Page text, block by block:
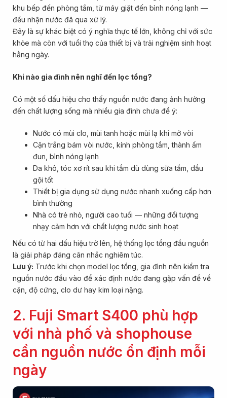
khu bếp đến phòng tắm, từ máy giặt đến bình nóng lạnh —
đều nhận nước đã qua xử lý.
Đây là sự khác biệt có ý nghĩa thực tế lớn, không chỉ với sức
khỏe mà còn với tuổi thọ của thiết bị và trải nghiệm sinh hoạt
hằng ngày.
Khi nào gia đình nên nghĩ đến lọc tổng?
Có một số dấu hiệu cho thấy nguồn nước đang ảnh hưởng
đến chất lượng sống mà nhiều gia đình chưa để ý:
Nước có mùi clo, mùi tanh hoặc mùi lạ khi mở vòi
Cặn trắng bám vòi nước, kính phòng tắm, thành ấm
đun, bình nóng lạnh
Da khô, tóc xơ rít sau khi tắm dù dùng sữa tắm, dầu
gội tốt
Thiết bị gia dụng sử dụng nước nhanh xuống cấp hơn
bình thường
Nhà có trẻ nhỏ, người cao tuổi — những đối tượng
nhạy cảm hơn với chất lượng nước sinh hoạt
Nếu có từ hai dấu hiệu trở lên, hệ thống lọc tổng đầu nguồn
là giải pháp đáng cân nhắc nghiêm túc.
Lưu ý: Trước khi chọn model lọc tổng, gia đình nên kiểm tra
nguồn nước đầu vào để xác định nước đang gặp vấn đề về
cặn, độ cứng, clo dư hay kim loại nặng.
2. Fuji Smart S400 phù hợp
với nhà phố và shophouse
cần nguồn nước ổn định mỗi
ngày